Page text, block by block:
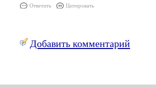
Ответить Цитировать
Добавить комментарий